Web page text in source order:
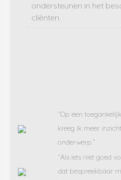
ondersteunen in het
cliënten.
“Op een
kreeg ik meer
onderwerp.”
“Als iets niet goed
dat bespreekbaar